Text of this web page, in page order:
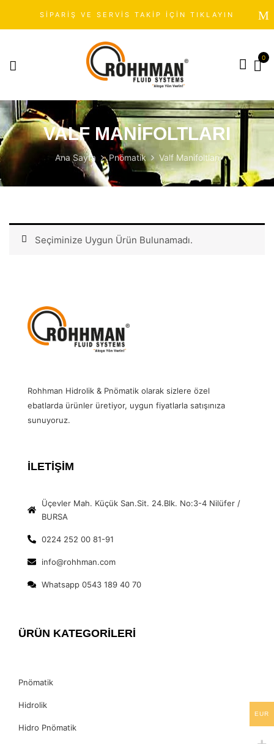
SİPARİŞ VE SERVİS TAKİP İÇİN TIKLAYIN
0
VALF MANIFOLTLARI
Ana Sayfa Pnömatik Valf Manifoltları
Seçiminize Uygun Ürün Bulunamadı.
Rohhman Hidrolik & Pnömatik olarak sizlere özel
ebatlarda ürünler üretiyor, uygun fiyatlarla satışınıza
sunuyoruz.
İLETİŞİM
Üçevler Mah. Küçük San.Sit. 24.Blk. No:3-4 Nilüfer /
BURSA
0224 252 00 81-91
info@rohhman.com
Whatsapp 0543 189 40 70
ÜRÜN KATEGORİLERİ
Pnömatik
Hidrolik
Hidro Pnömatik
EUR